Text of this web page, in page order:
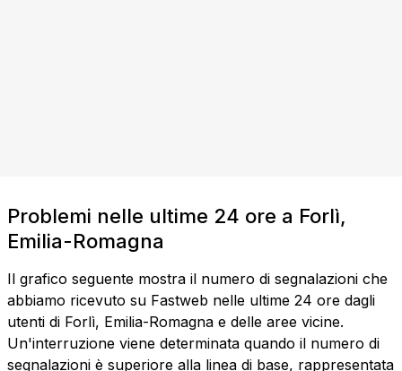
Problemi nelle ultime 24 ore a Forlì,
Emilia-Romagna
Il grafico seguente mostra il numero di segnalazioni che
abbiamo ricevuto su Fastweb nelle ultime 24 ore dagli
utenti di Forlì, Emilia-Romagna e delle aree vicine.
Un'interruzione viene determinata quando il numero di
segnalazioni è superiore alla linea di base, rappresentata